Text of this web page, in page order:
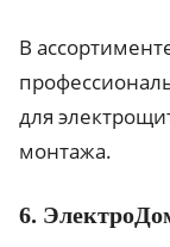
В
для
монтажа.
6.